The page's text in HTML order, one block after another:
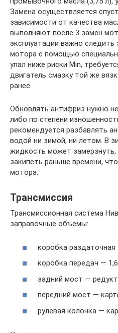
Замена осуществляется
зависимости от качества
выполняют после 3 замен
эксплуатации важно следить
мотора с помощью
упал ниже риски Min,
двигатель смазку той же
ранее.
Обновлять антифриз нужно
либо по степени
рекомендуется разбавлять
водой ни зимой, ни летом. В
жидкость может
закипеть раньше времени,
мотора.
Трансмиссия
Трансмиссионная система
заправочные объемы:
коробка раздаточная
коробка передач —
задний мост —
передний мост —
рулевая колонка —